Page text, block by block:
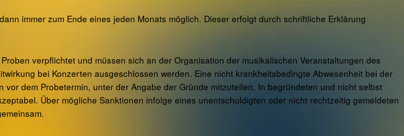
immer zum Ende eines jeden Monats möglich. Dieser erfolgt durch schriftliche Erklärung
verpflichtet und müssen sich an der Organisation der musikalischen Veranstaltungen des
bei Konzerten ausgeschlossen werden. Eine nicht krankheitsbedingte Abwesenheit bei der
dem Probetermin, unter der Angabe der Gründe mitzuteilen. In begründeten und nicht selbst
Über mögliche Sanktionen infolge eines unentschuldigten oder nicht rechtzeitig gemeldeten